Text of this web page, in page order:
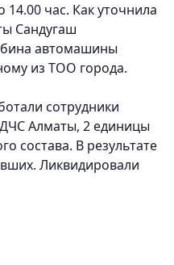
час. Как уточнила
Сандугаш
автомашины
из ТОО города.
сотрудники
Алматы, 2 единицы
состава. В результате
Ликвидировали